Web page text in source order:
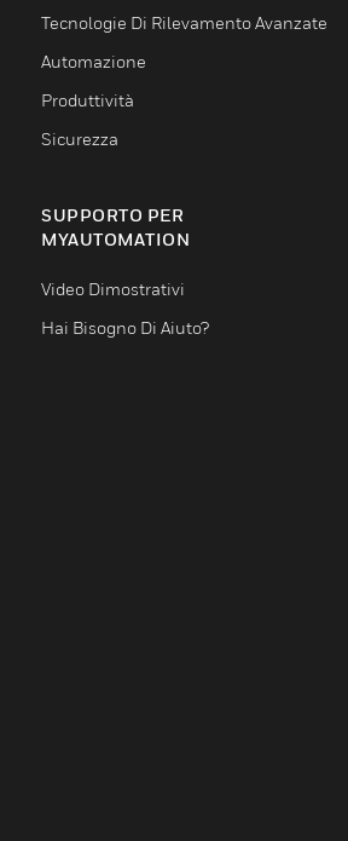
Tecnologie Di Rilevamento Avanzate
Automazione
Produttività
Sicurezza
SUPPORTO PER
MYAUTOMATION
Video Dimostrativi
Hai Bisogno Di Aiuto?